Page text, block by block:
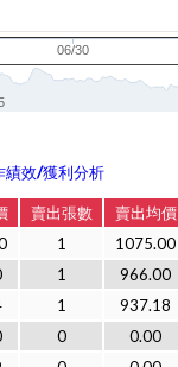
06/30
績效/獲利分析
賣出張數 賣出均價
1 1075.00
1 966.00
1 937.18
0 0.00